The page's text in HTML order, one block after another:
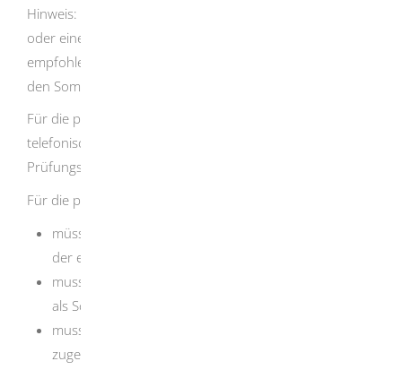
Hinweis:
oder einen
empfohlen. Die Prüfu
den Sommermonaten statt.
Für die praktische Prüfung können Sie sich in der Regel
telefonisch beim Landratsamt anmelden und den
Prüfungstermin und Prüfungsort vereinbaren.
Für die praktische Prüfung
müssen Sie ein zugelassenes, patentpflichtiges Boot
der entsprechenden Antriebsart bereitstellen,
muss ein Patentinhaber oder eine Patentinhaberin
als Schiffsführer mit an Bord sein und
muss das Boot für mindestens drei Personen
zugelassen sein.